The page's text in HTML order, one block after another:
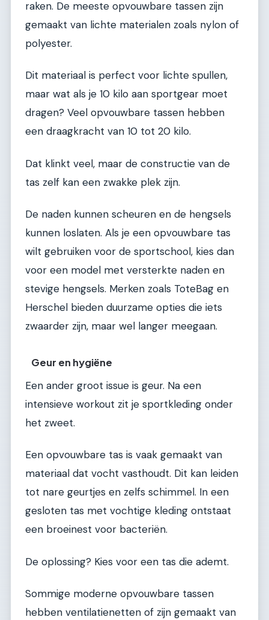
raken. De meeste opvouwbare tassen zijn
gemaakt van lichte materialen zoals nylon of
polyester.
Dit materiaal is perfect voor lichte spullen,
maar wat als je 10 kilo aan sportgear moet
dragen? Veel opvouwbare tassen hebben
een draagkracht van 10 tot 20 kilo.
Dat klinkt veel, maar de constructie van de
tas zelf kan een zwakke plek zijn.
De naden kunnen scheuren en de hengsels
kunnen loslaten. Als je een opvouwbare tas
wilt gebruiken voor de sportschool, kies dan
voor een model met versterkte naden en
stevige hengsels. Merken zoals ToteBag en
Herschel bieden duurzame opties die iets
zwaarder zijn, maar wel langer meegaan.
Geur en hygiëne
Een ander groot issue is geur. Na een
intensieve workout zit je sportkleding onder
het zweet.
Een opvouwbare tas is vaak gemaakt van
materiaal dat vocht vasthoudt. Dit kan leiden
tot nare geurtjes en zelfs schimmel. In een
gesloten tas met vochtige kleding ontstaat
een broeinest voor bacteriën.
De oplossing? Kies voor een tas die ademt.
Sommige moderne opvouwbare tassen
hebben ventilatienetten of zijn gemaakt van